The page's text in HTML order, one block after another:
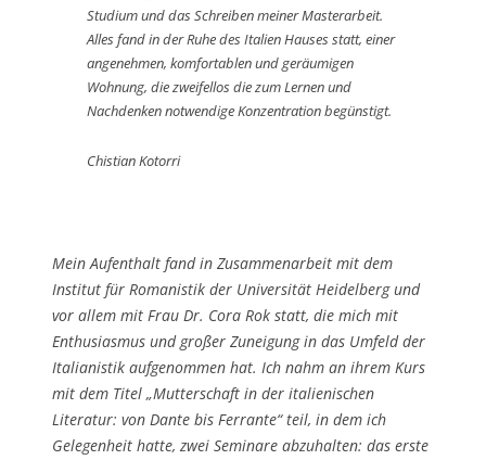
Studium und das Schreiben meiner Masterarbeit.
Alles fand in der Ruhe des Italien Hauses statt, einer
angenehmen, komfortablen und geräumigen
Wohnung, die zweifellos die zum Lernen und
Nachdenken notwendige Konzentration begünstigt.
Chistian Kotorri
Mein Aufenthalt fand in Zusammenarbeit mit dem
Institut für Romanistik der Universität Heidelberg und
vor allem mit Frau Dr. Cora Rok statt, die mich mit
Enthusiasmus und großer Zuneigung in das Umfeld der
Italianistik aufgenommen hat. Ich nahm an ihrem Kurs
mit dem Titel „Mutterschaft in der italienischen
Literatur: von Dante bis Ferrante“ teil, in dem ich
Gelegenheit hatte, zwei Seminare abzuhalten: das erste